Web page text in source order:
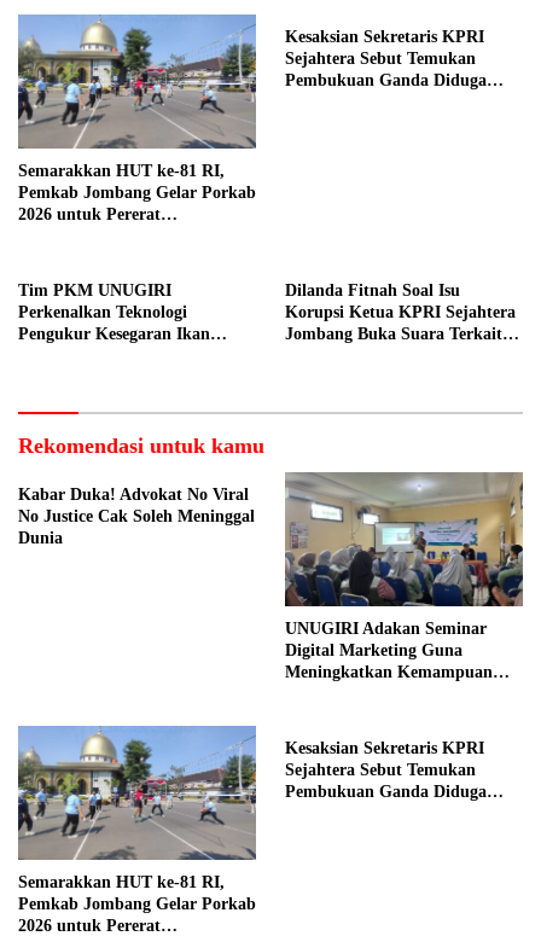
Semarakkan HUT ke-81 RI,
Pemkab Jombang Gelar Porkab
2026 untuk Pererat
Kesaksian Sekretaris KPRI
Sejahtera Sebut Temukan
Pembukuan Ganda Diduga
Tim PKM UNUGIRI
Perkenalkan Teknologi
Pengukur Kesegaran Ikan
Dilanda Fitnah Soal Isu
Korupsi Ketua KPRI Sejahtera
Jombang Buka Suara Terkait
Rekomendasi untuk kamu
Kabar Duka! Advokat No Viral
No Justice Cak Soleh Meninggal
Dunia
UNUGIRI Adakan Seminar
Digital Marketing Guna
Meningkatkan Kemampuan
Semarakkan HUT ke-81 RI,
Pemkab Jombang Gelar Porkab
2026 untuk Pererat
Kesaksian Sekretaris KPRI
Sejahtera Sebut Temukan
Pembukuan Ganda Diduga